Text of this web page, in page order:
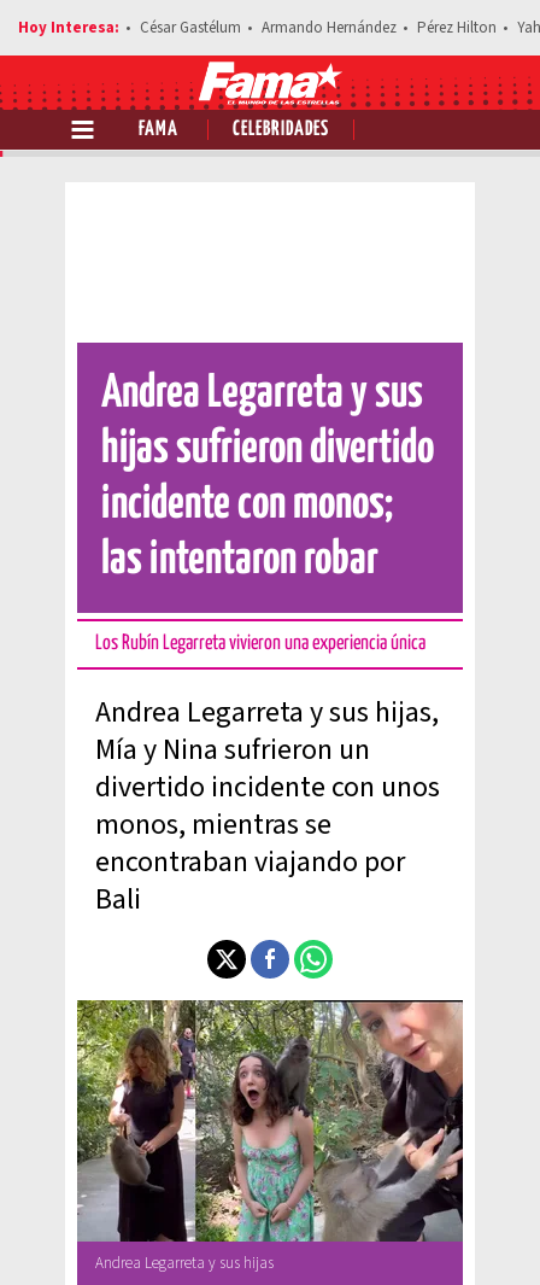
César Gastélum Armando Hernández Pérez Hilton
FAMA CELEBRIDADES
Comparte esta noticia
Andrea Legarreta y sus
hijas sufrieron divertido
incidente con monos;
las intentaron robar
Los Rubín Legarreta vivieron una experiencia única
Andrea Legarreta y sus hijas,
Mía y Nina sufrieron un
divertido incidente con unos
monos, mientras se
encontraban viajando por
Bali
Andrea Legarreta y sus hijas